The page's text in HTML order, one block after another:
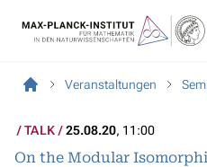
Veranstaltungen
TALK 25.08.20, 11:00
On the Modular